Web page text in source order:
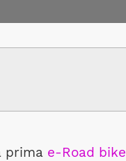
prima e-Road bike